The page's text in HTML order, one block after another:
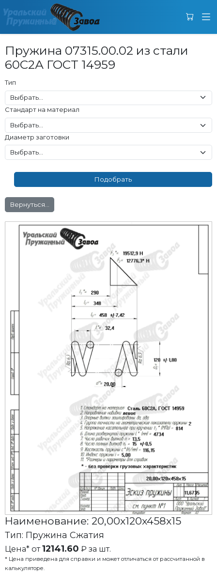
Пружина 07315.00.02 из стали
60С2А ГОСТ 14959
Тип
Стандарт на материал
Диаметр заготовки
Вернуться...
Наименование: 20,00x120x458x15
Тип: Пружина Сжатия
Цена* от12141.60 ₽ за шт.
* Цена приведена для справки и может отличаться от рассчитанной в
калькуляторе.